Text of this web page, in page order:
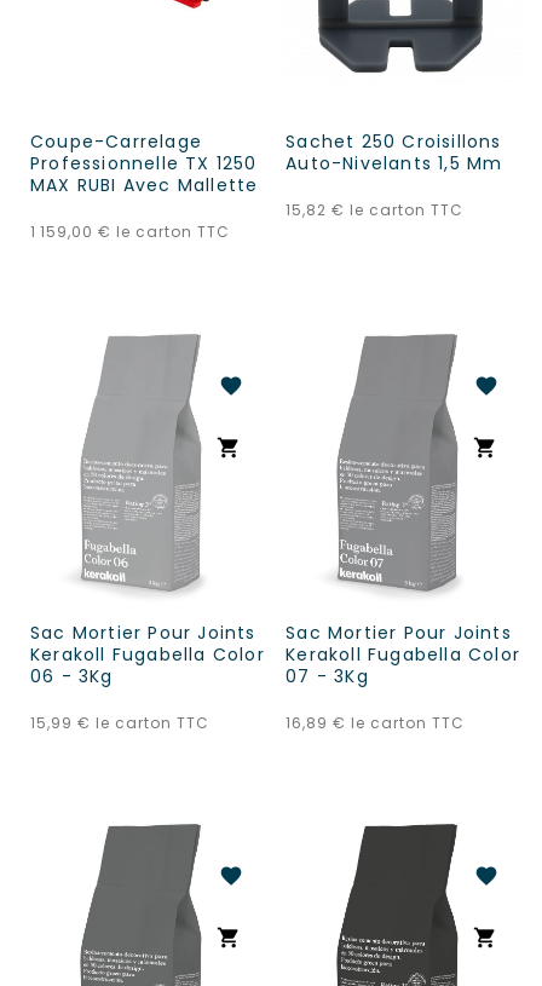
Coupe-Carrelage
Professionnelle TX 1250
MAX RUBI Avec Mallette
1 159,00 € le carton TTC
Sachet 250 Croisillons
Auto-Nivelants 1,5 Mm
15,82 € le carton TTC
Sac Mortier Pour Joints
Kerakoll Fugabella Color
06 - 3Kg
15,99 € le carton TTC
favorite
shopping_cart
Sac Mortier Pour Joints
Kerakoll Fugabella Color
07 - 3Kg
16,89 € le carton TTC
favorite
shopping_cart
favorite
shopping_cart
favorite
shopping_cart